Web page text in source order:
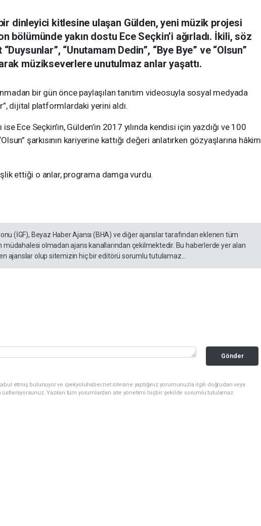
dinleyici kitlesine ulaşan Gülden, yeni müzik projesi
bölümünde yakın dostu Ece Seçkin’i ağırladı. İkili, söz
“Unutamam Dedin”, “Bye Bye” ve “Olsun”
müzikseverlere unutulmaz anlar yaşattı.
bir gün önce paylaşılan tanıtım videosuyla sosyal medyada
dijital platformlardaki yerini aldı.
Ece Seçkin’in, Gülden’in 2017 yılında kendisi için yazdığı ve 100
şarkısının kariyerine kattığı değeri anlatırken gözyaşlarına hâkim
ettiği o anlar, programa damga vurdu.
(İGF), Beyaz Haber Ajansı (BHA) ve diğer ajanslar tarafından eklenen tüm
olmadan ajans kanallarından çekilmektedir. Bu haberlerde yer alan
ajanslar olup sitemizin hiç bir editörü sorumlu tutulamaz...
Gönder
etmiş bulunuyor ve ipekyoluhaber.net sitesine yaptığınız yorumunuzla ilgili doğrudan veya
üstleniyorsunuz. Yazılan tüm yorumlardan site yönetimi hiçbir şekilde sorumlu tutulamaz.